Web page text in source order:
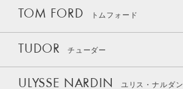
TOM FORD トムフォード
TUDOR チューダー
ULYSSE NARDIN ユリス・ナルダン